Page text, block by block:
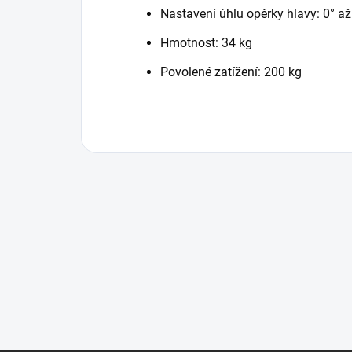
Nastavení úhlu opěrky hlavy: 0°
Hmotnost: 34 kg
Povolené zatížení: 200 kg